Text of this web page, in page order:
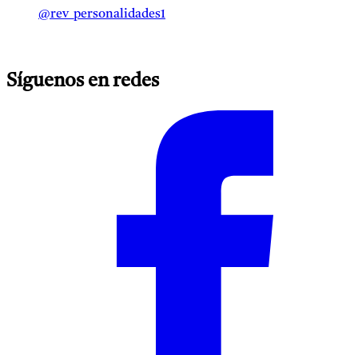
@rev_personalidades1
Síguenos en redes